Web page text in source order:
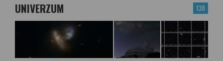
138
UNIVERZUM